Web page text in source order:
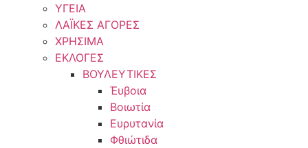
ΥΓΕΙΑ
ΛΑΪΚΕΣ ΑΓΟΡΕΣ
ΧΡΗΣΙΜΑ
ΕΚΛΟΓΕΣ
ΒΟΥΛΕΥΤΙΚΕΣ
Έυβοια
Βοιωτία
Ευρυτανία
Φθιώτιδα